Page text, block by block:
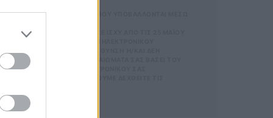
ΤΩΝ ΔΕΔΟΜΕΝΩΝ ΠΟΥ ΥΠΟΒΑΛΛΟΝΤΑΙ ΜΕΣΩ
ΠΟΥ ΈΧΕΙ ΤΕΘΕΊ ΣΕ ΙΣΧΎ ΑΠΌ ΤΙΣ 25 ΜΑΪ́ΟΥ
ΜΕ ΤΗΝ ΠΑΡΟΎΣΑ ΔΙΕΎΘΥΝΣΗ ΗΛΕΚΤΡΟΝΙΚΟΎ
ΝΑ ΑΣΚΉΣΕΤΕ ΤΑ ΔΙΚΑΙΏΜΑΤΆ ΣΑΣ ΒΆΣΕΙ ΤΟΥ ΆΡΘ
Η ΔΙΕΎΘΥΝΣΗ ΗΛΕΚΤΡΟΝΙΚΟΎ ΣΑΣ ΤΑΧ
ΛΆΘΟΣ, ΠΑΡΑΚΑΛΟΎΜΕ ΔΕΧΘΕΊΤΕ ΤΙΣ ΑΠΟΛ
ΤΟΥ
ΣΕ Π
ΤΑ